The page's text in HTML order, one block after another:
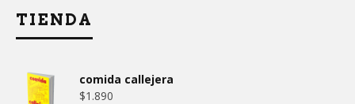
TIENDA
comida callejera
$1.890